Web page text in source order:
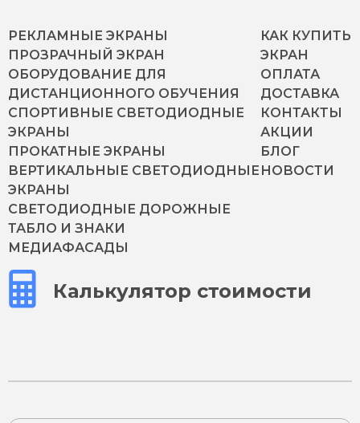
РЕКЛАМНЫЕ ЭКРАНЫ
ПРОЗРАЧНЫЙ ЭКРАН
ОБОРУДОВАНИЕ ДЛЯ
ДИСТАНЦИОННОГО ОБУЧЕНИЯ
СПОРТИВНЫЕ СВЕТОДИОДНЫЕ
ЭКРАНЫ
ПРОКАТНЫЕ ЭКРАНЫ
ВЕРТИКАЛЬНЫЕ СВЕТОДИОДНЫЕ
ЭКРАНЫ
СВЕТОДИОДНЫЕ ДОРОЖНЫЕ
ТАБЛО И ЗНАКИ
МЕДИАФАСАДЫ
КАК КУПИТЬ
ЭКРАН
ОПЛАТА
ДОСТАВКА
КОНТАКТЫ
АКЦИИ
БЛОГ
НОВОСТИ
Калькулятор стоимости